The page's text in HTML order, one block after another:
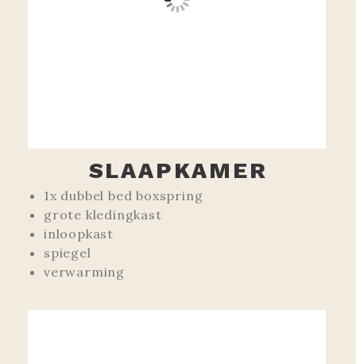
SLAAPKAMER
1x dubbel bed boxspring
grote kledingkast
inloopkast
spiegel
verwarming